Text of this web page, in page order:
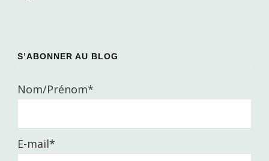
S’ABONNER AU BLOG
Nom/Prénom*
E-mail*